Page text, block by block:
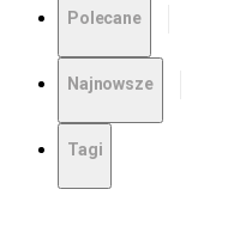
Polecane
Najnowsze
Tagi